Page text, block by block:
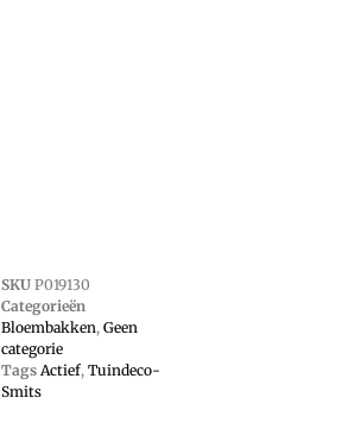
SKU P019130
Categorieën
Bloembakken, Geen
categorie
Tags Actief, Tuindeco-
Smits